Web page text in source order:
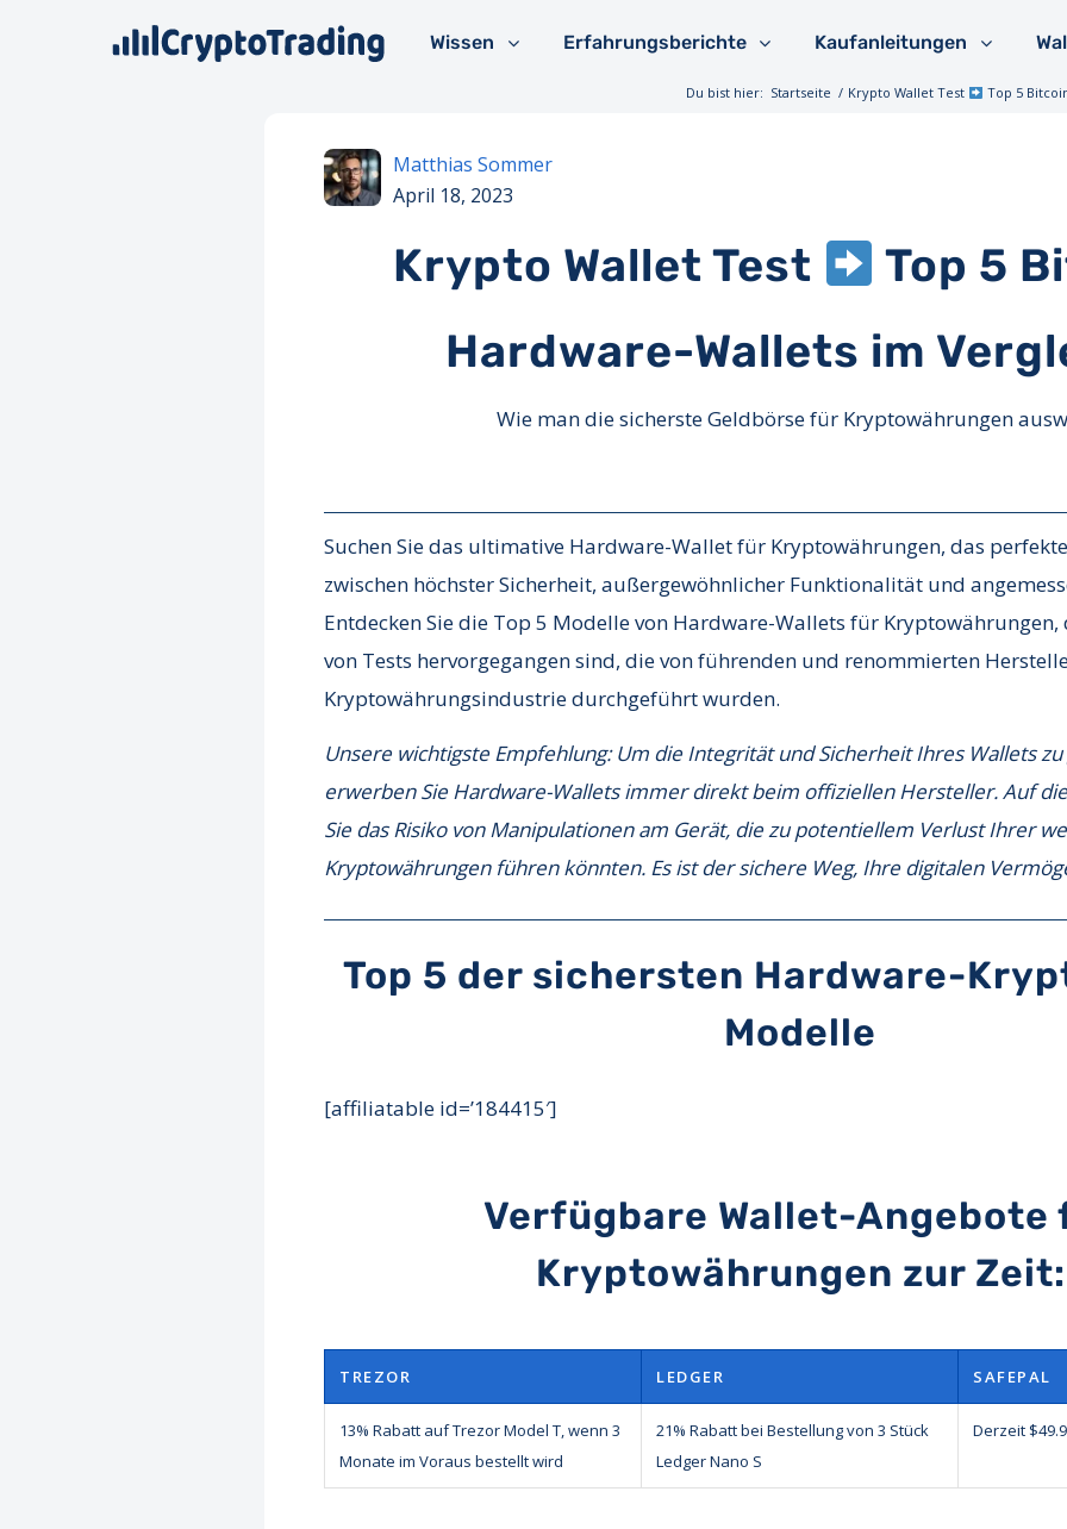
Wissen Erfahrungsberichte Kaufanleitungen
Du bist hier: Startseite / Krypto Wallet Test Top 5
Matthias Sommer
April 18, 2023
Krypto Wallet Test
Top 5
Hardware-Wallets im
Wie man die sicherste Geldbörse für Kryptowährungen
Suchen Sie das ultimative Hardware-Wallet für Kryptowährungen, das
zwischen höchster Sicherheit, außergewöhnlicher Funktionalität und
Entdecken Sie die Top 5 Modelle von Hardware-Wallets für Kryptowährungen,
von Tests hervorgegangen sind, die von führenden und renommierten
Kryptowährungsindustrie durchgeführt wurden.
Unsere wichtigste Empfehlung: Um die Integrität und Sicherheit Ihres Wallets
erwerben Sie Hardware-Wallets immer direkt beim offiziellen Hersteller. Auf
Sie das Risiko von Manipulationen am Gerät, die zu potentiellem Verlust Ihrer
Kryptowährungen führen könnten. Es ist der sichere Weg, Ihre digitalen
Top 5 der sichersten Hardware-
Modelle
[affiliatable id=’184415′]
Verfügbare Wallet-Angebote
Kryptowährungen zur Zeit:
TREZOR LEDGER SAFEPAL
13% Rabatt auf Trezor Model T, wenn 3
Monate im Voraus bestellt wird
21% Rabatt bei Bestellung von 3 Stück
Ledger Nano S
Derzeit